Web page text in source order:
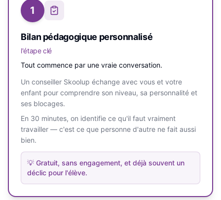
1
Bilan pédagogique personnalisé
l'étape clé
Tout commence par une vraie conversation.
Un conseiller Skoolup échange avec vous et votre
enfant pour comprendre son niveau, sa personnalité et
ses blocages.
En 30 minutes, on identifie ce qu'il faut vraiment
travailler — c'est ce que personne d'autre ne fait aussi
bien.
💡 Gratuit, sans engagement, et déjà souvent un
déclic pour l'élève.